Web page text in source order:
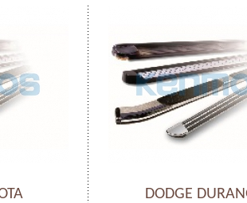
DODGE